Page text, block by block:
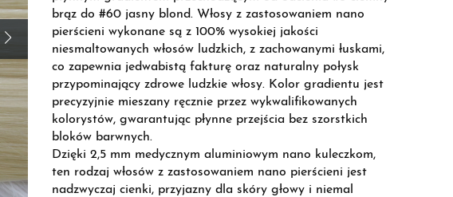
brąz do #60 jasny blond. Włosy z zastosowaniem nano
pierścieni wykonane są z 100% wysokiej jakości
niesmaltowanych włosów ludzkich, z zachowanymi łuskami,
co zapewnia jedwabistą fakturę oraz naturalny połysk
przypominający zdrowe ludzkie włosy. Kolor gradientu jest
precyzyjnie mieszany ręcznie przez wykwalifikowanych
kolorystów, gwarantując płynne przejścia bez szorstkich
bloków barwnych.
Dzięki 2,5 mm medycznym aluminiowym nano kuleczkom,
ten rodzaj włosów z zastosowaniem nano pierścieni jest
nadzwyczaj cienki, przyjazny dla skóry głowy i niemal